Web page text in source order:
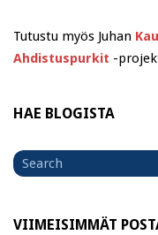
Tutustu myös Juhan
Ahdistuspurkit -
HAE BLOGISTA
Search
for
VIIMEISIMMÄT